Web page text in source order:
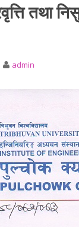
तथा
admin